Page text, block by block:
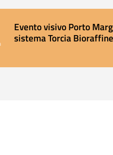
Evento visivo Porto
sistema Torcia